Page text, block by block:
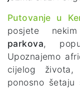
Putovanje u
posjete
parkova,
Upoznajemo
cijelog
ponosno